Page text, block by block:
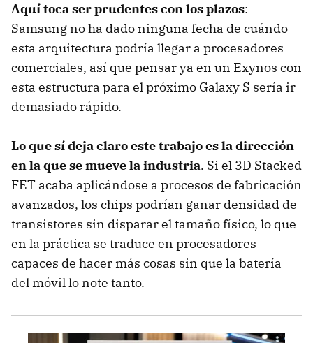
Aquí toca ser prudentes con los plazos:
Samsung no ha dado ninguna fecha de cuándo
esta arquitectura podría llegar a procesadores
comerciales, así que pensar ya en un Exynos con
esta estructura para el próximo Galaxy S sería ir
demasiado rápido.
Lo que sí deja claro este trabajo es la dirección
en la que se mueve la industria. Si el 3D Stacked
FET acaba aplicándose a procesos de fabricación
avanzados, los chips podrían ganar densidad de
transistores sin disparar el tamaño físico, lo que
en la práctica se traduce en procesadores
capaces de hacer más cosas sin que la batería
del móvil lo note tanto.